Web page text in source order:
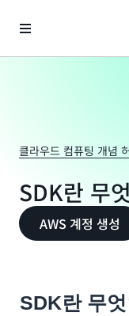
클라우드 컴퓨팅 개념
SDK란 무
AWS 계정 생성
SDK란 무